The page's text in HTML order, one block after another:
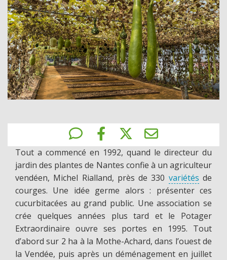
Tout a commencé en 1992, quand le directeur du
jardin des plantes de Nantes confie à un agriculteur
vendéen, Michel Rialland, près de 330 variétés de
courges. Une idée germe alors : présenter ces
cucurbitacées au grand public. Une association se
crée quelques années plus tard et le Potager
Extraordinaire ouvre ses portes en 1995. Tout
d’abord sur 2 ha à la Mothe-Achard, dans l’ouest de
la Vendée, puis après un déménagement en juillet